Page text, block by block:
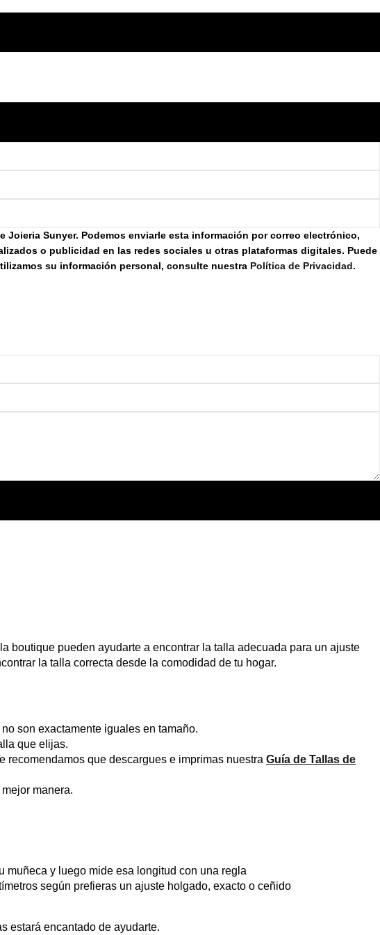
Sunyer. Podemos enviarle esta información por correo electrónico,
o publicidad en las redes sociales u otras plataformas digitales. Puede
su información personal, consulte nuestra Política de Privacidad.
boutique pueden ayudarte a encontrar la talla adecuada para un ajuste
la talla correcta desde la comodidad de tu hogar.
son exactamente iguales en tamaño.
que elijas.
recomendamos que descargues e imprimas nuestra Guía de Tallas de
manera.
muñeca y luego mide esa longitud con una regla
según prefieras un ajuste holgado, exacto o ceñido
estará encantado de ayudarte.